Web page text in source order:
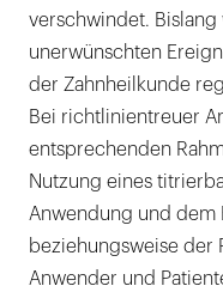
verschwindet.
unerwünschten
der Zahnheilkunde
Bei richtlinientreuer
entsprechenden
Nutzung eines
Anwendung und dem
beziehungsweise der
Anwender und